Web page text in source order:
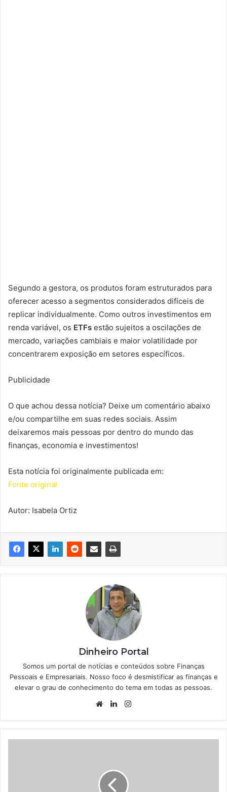
Segundo a gestora, os produtos foram estruturados para
oferecer acesso a segmentos considerados difíceis de
replicar individualmente. Como outros investimentos em
renda variável, os ETFs estão sujeitos a oscilações de
mercado, variações cambiais e maior volatilidade por
concentrarem exposição em setores específicos.
Publicidade
O que achou dessa notícia? Deixe um comentário abaixo
e/ou compartilhe em suas redes sociais. Assim
deixaremos mais pessoas por dentro do mundo das
finanças, economia e investimentos!
Esta notícia foi originalmente publicada em:
Fonte original
Autor: Isabela Ortiz
Dinheiro Portal
Somos um portal de notícias e conteúdos sobre Finanças
Pessoais e Empresariais. Nosso foco é desmistificar as finanças e
elevar o grau de conhecimento do tema em todas as pessoas.
WebsiteLinkedin